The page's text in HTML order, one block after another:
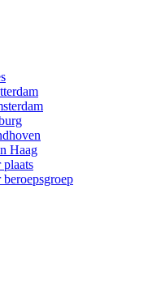
Haag
plaats
beroepsgroep